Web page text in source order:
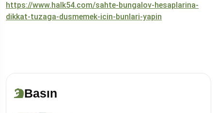
https://www.halk54.com/sahte-bungalov-hesaplarina-
dikkat-tuzaga-dusmemek-icin-bunlari-yapin
Basın